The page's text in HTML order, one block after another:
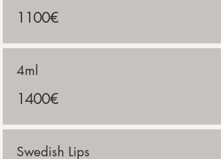
1100€
4ml
1400€
Swedish Lips